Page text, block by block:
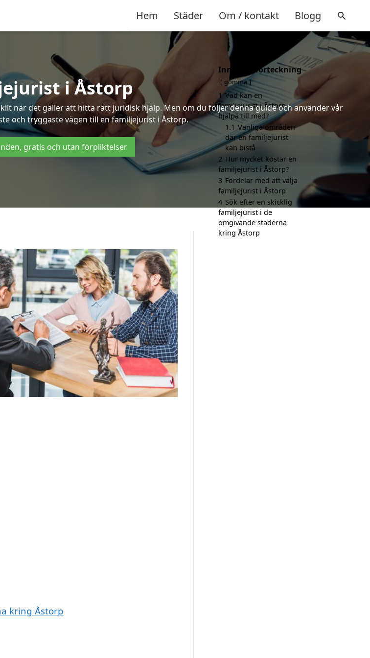
Hem Städer Om / kontakt Blogg
i Åstorp
när det gäller att hitta rätt juridisk hjälp. Men om du följer denna guide och använder vår
och tryggaste vägen till en familjejurist i Åstorp.
gratis och utan förpliktelser
kring Åstorp
Innehållsförteckning
gömma
1 Vad kan en
familjejurist i Åstorp
hjälpa till med?
1.1 Vanliga områden
där en familjejurist
kan bistå
2 Hur mycket kostar en
familjejurist i Åstorp?
3 Fördelar med att välja
familjejurist i Åstorp
4 Sök efter en skicklig
familjejurist i de
omgivande städerna
kring Åstorp